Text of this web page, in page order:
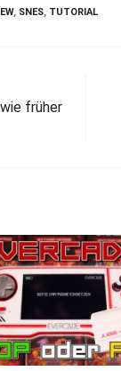
, SNES, TUTORIAL
früher